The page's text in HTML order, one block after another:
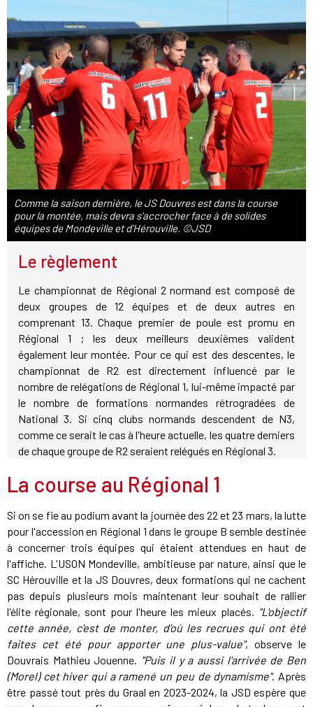
Comme la saison dernière, le JS Douvres est dans la course
pour la montée, mais devra s'accrocher face à de solides
équipes de Mondeville et d'Hérouville. ©JSD
Le règlement
Le championnat de Régional 2 normand est composé de
deux groupes de 12 équipes et de deux autres en
comprenant 13. Chaque premier de poule est promu en
Régional 1 ; les deux meilleurs deuxièmes valident
également leur montée. Pour ce qui est des descentes, le
championnat de R2 est directement influencé par le
nombre de relégations de Régional 1, lui-même impacté par
le nombre de formations normandes rétrogradées de
National 3. Si cinq clubs normands descendent de N3,
comme ce serait le cas à l'heure actuelle, les quatre derniers
de chaque groupe de R2 seraient relégués en Régional 3.
La course au Régional 1
Si on se fie au podium avant la journée des 22 et 23 mars, la lutte
pour l'accession en Régional 1 dans le groupe B semble destinée
à concerner trois équipes qui étaient attendues en haut de
l'affiche. L'USON Mondeville, ambitieuse par nature, ainsi que le
SC Hérouville et la JS Douvres, deux formations qui ne cachent
pas depuis plusieurs mois maintenant leur souhait de rallier
l'élite régionale, sont pour l'heure les mieux placés. "L'objectif
cette année, c'est de monter, d'où les recrues qui ont été
faites cet été pour apporter une plus-value", observe le
Douvrais Mathieu Jouenne. "Puis il y a aussi l'arrivée de Ben
(Morel) cet hiver qui a ramené un peu de dynamisme". Après
être passé tout près du Graal en 2023-2024, la JSD espère que